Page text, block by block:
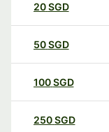
20SGD
50SGD
100SGD
250SGD